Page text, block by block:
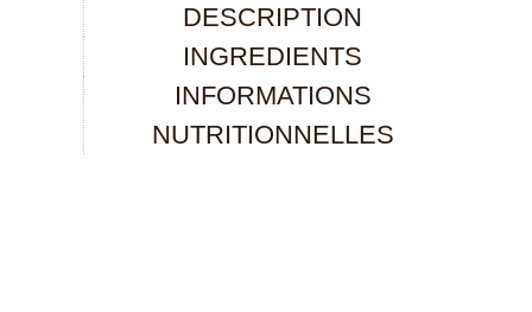
DESCRIPTION
INGREDIENTS
INFORMATIONS
NUTRITIONNELLES